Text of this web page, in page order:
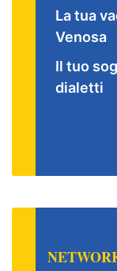
La tua
Venosa
Il tuo
dialetti